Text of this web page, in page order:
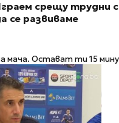
срещу трудни
се развиваме
мача. Остават ти 15